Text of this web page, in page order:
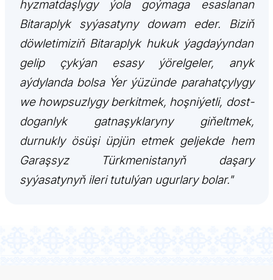
hyzmatdaşlygy ýola goýmaga esaslanan
Bitaraplyk syýasatyny dowam eder. Biziň
döwletimiziň Bitaraplyk hukuk ýagdaýyndan
gelip çykýan esasy ýörelgeler, anyk
aýdylanda bolsa Ýer ýüzünde parahatçylygy
we howpsuzlygy berkitmek, hoşniýetli, dost-
doganlyk gatnaşyklaryny giňeltmek,
durnukly ösüşi üpjün etmek geljekde hem
Garaşsyz Türkmenistanyň daşary
syýasatynyň ileri tutulýan ugurlary bolar."